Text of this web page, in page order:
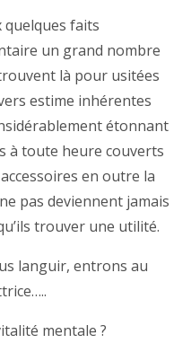
faits
un grand nombre
là pour usitées
estime inhérentes
étonnant
à toute heure couverts
en outre la
pas deviennent jamais
trouver une utilité.
languir, entrons au
mentale ?